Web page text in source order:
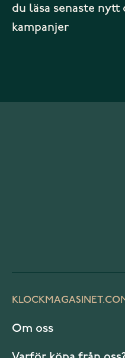
du läsa senaste
kampanjer
Om oss